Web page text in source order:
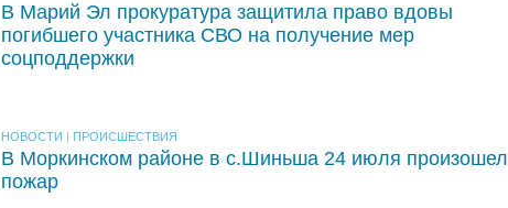
В Марий Эл прокуратура защитила право вдовы
погибшего участника СВО на получение мер
соцподдержки
НОВОСТИ | ПРОИСШЕСТВИЯ
В Моркинском районе в с.Шиньша 24 июля произошел
пожар